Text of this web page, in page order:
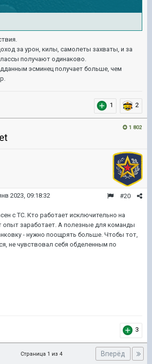
за урон, килы, самолеты захваты, и за
получают одинаково.
эсминец получает больше, чем
1 2
1 802
#20
2023, 09:18:32
с ТС. Кто работает исключительно на
заработает. А полезные для команды
- нужно поощрять больше. Чтобы тот,
не чувствовал себя обделенным по
3
Вперёд
Страница 1 из 4